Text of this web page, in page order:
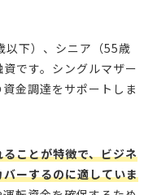
以下）、シニア（55歳
です。シングルマザー
金調達をサポートしま
ことが特徴で、ビジネ
ーするのに適していま